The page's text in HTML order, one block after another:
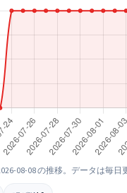
08-08 の推移。データは毎日